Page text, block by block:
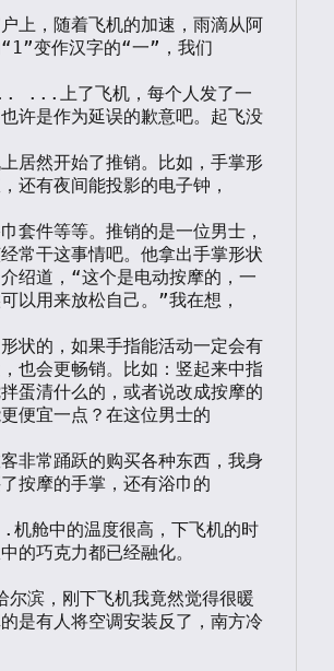
上，随着飞机的加速，雨滴从阿
变作汉字的“一”，我们
...上了飞机，每个人发了一
许是作为延误的歉意吧。起飞没
居然开始了推销。比如，手掌形
还有夜间能投影的电子钟，
套件等等。推销的是一位男士，
常干这事情吧。他拿出手掌形状
绍道，“这个是电动按摩的，一
以用来放松自己。”我在想，
状的，如果手指能活动一定会有
也会更畅销。比如：竖起来中指
蛋清什么的，或者说改成按摩的
便宜一点？在这位男士的
非常踊跃的购买各种东西，我身
按摩的手掌，还有浴巾的
中的温度很高，下飞机的时
的巧克力都已经融化。
是有人将空调安装反了，南方冷